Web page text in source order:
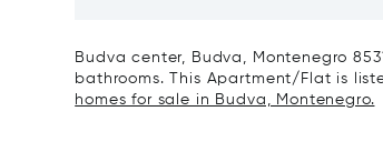
Budva center, Budva, Montenegro
bathrooms. This Apartment/Flat is
homes for sale in Budva, Montenegro.